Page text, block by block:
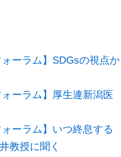
ォーラム】SDGsの視点か
ーラム】厚生連新潟医
ーラム】いつ終息する
教授に聞く